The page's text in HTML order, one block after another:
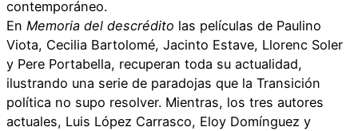
contemporáneo.
En Memoria del descrédito las películas de Paulino
Viota, Cecilia Bartolomé, Jacinto Estave, Llorenc Soler
y Pere Portabella, recuperan toda su actualidad,
ilustrando una serie de paradojas que la Transición
política no supo resolver. Mientras, los tres autores
actuales, Luis López Carrasco, Eloy Domínguez y